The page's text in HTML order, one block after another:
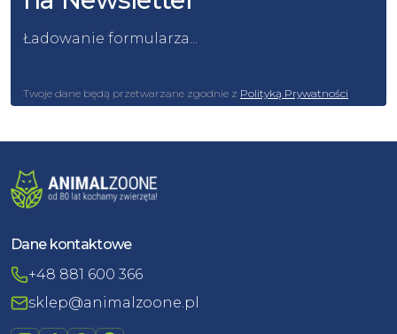
Ładowanie formularza...
Twoje dane będą przetwarzane zgodnie z Polityką Prywatności
Dane kontaktowe
+48 881 600 366
sklep@animalzoone.pl